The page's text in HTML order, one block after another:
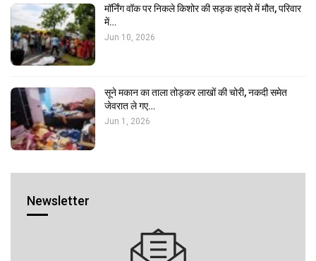
मॉर्निंग वॉक पर निकले किशोर की सड़क हादसे में मौत, परिवार
में…
Jun 10, 2026
सूने मकान का ताला तोड़कर लाखों की चोरी, नकदी समेत
जेवरात ले गए…
Jun 1, 2026
Newsletter